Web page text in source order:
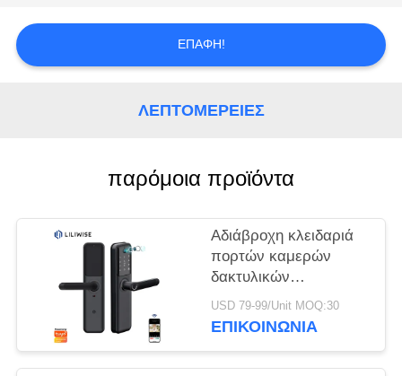
SITEMAP
ΠΟΛΙΤΙΚΉ
ΜΥΣΤΙΚΌΤΗΤΑΣ
ΕΠΑΦΉ!
ΛΕΠΤΟΜΈΡΕΙΕΣ
παρόμοια προϊόντα
Αδιάβροχη κλειδαριά
πορτών καμερών
δακτυλικών
αποτυπωμάτων
έξυπνη με τηλεοπτικό
USD 79-99/Unit MOQ:30
ΕΠΙΚΟΙΝΩΝΊΑ